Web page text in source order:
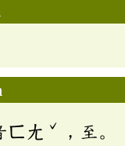
ㄈㄤ ˇ
，至。